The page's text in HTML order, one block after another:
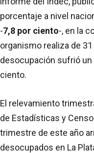
porcentaje a nivel
-7,8 por ciento-, en la
organismo realiza de
desocupación sufrió
ciento.
El relevamiento
de Estadísticas y
trimestre de este año
desocupados en La